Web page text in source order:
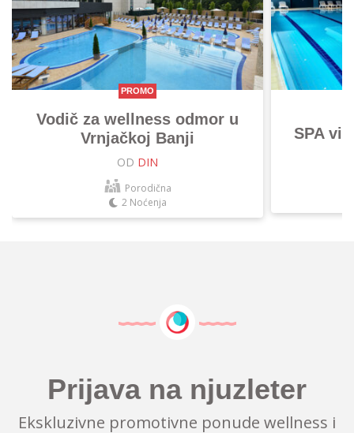
PROMO
Vodič za wellness odmor u
Vrnjačkoj Banji
OD DIN
Porodična
2 Noćenja
SPA
Prijava na njuzleter
Ekskluzivne promotivne ponude wellness i